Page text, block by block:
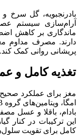
بادرنجبویه، گل سرخ
آرام‌سازی سیستم
ماندگاری بر کاهش
دارند. مصرف مداوم
پریشانی روانی کمک کند.
تغذیه کامل و
مغز برای عملکرد
بادام، باقلا و عسل
این ترکیبات در کنار
کامل برای تقویت